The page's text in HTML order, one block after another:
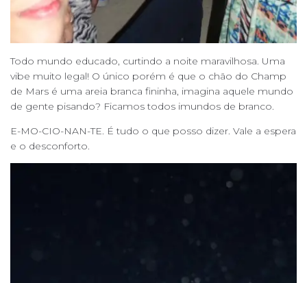
Todo mundo educado, curtindo a noite maravilhosa. Uma
vibe muito legal! O único porém é que o chão do Champ
de Mars é uma areia branca fininha, imagina aquele mundo
de gente pisando? Ficamos todos imundos de branco.
E-MO-CIO-NAN-TE. É tudo o que posso dizer. Vale a espera
e o desconforto.